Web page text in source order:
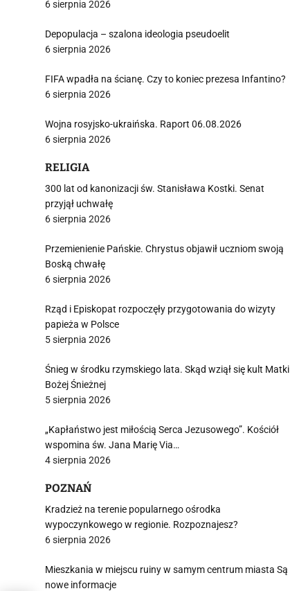
6 sierpnia 2026
Depopulacja – szalona ideologia pseudoelit
6 sierpnia 2026
FIFA wpadła na ścianę. Czy to koniec prezesa Infantino?
6 sierpnia 2026
Wojna rosyjsko-ukraińska. Raport 06.08.2026
6 sierpnia 2026
RELIGIA
300 lat od kanonizacji św. Stanisława Kostki. Senat
przyjął uchwałę
6 sierpnia 2026
Przemienienie Pańskie. Chrystus objawił uczniom swoją
Boską chwałę
6 sierpnia 2026
Rząd i Episkopat rozpoczęły przygotowania do wizyty
papieża w Polsce
5 sierpnia 2026
Śnieg w środku rzymskiego lata. Skąd wziął się kult Matki
Bożej Śnieżnej
5 sierpnia 2026
„Kapłaństwo jest miłością Serca Jezusowego”. Kościół
wspomina św. Jana Marię Via…
4 sierpnia 2026
POZNAŃ
Kradzież na terenie popularnego ośrodka
wypoczynkowego w regionie. Rozpoznajesz?
6 sierpnia 2026
Mieszkania w miejscu ruiny w samym centrum miasta Są
nowe informacje